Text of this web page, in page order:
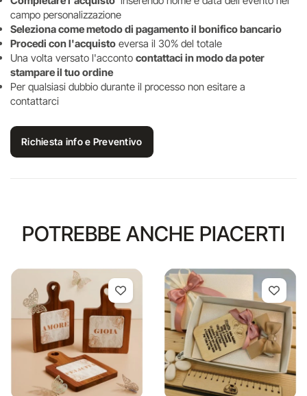
campo personalizzazione
Seleziona come metodo di pagamento il bonifico bancario
Procedi con l'acquisto eversa il 30% del totale
Una volta versato l'acconto contattaci in modo da poter
stampare il tuo ordine
Per qualsiasi dubbio durante il processo non esitare a
contattarci
Richiesta info e Preventivo
POTREBBE ANCHE PIACERTI